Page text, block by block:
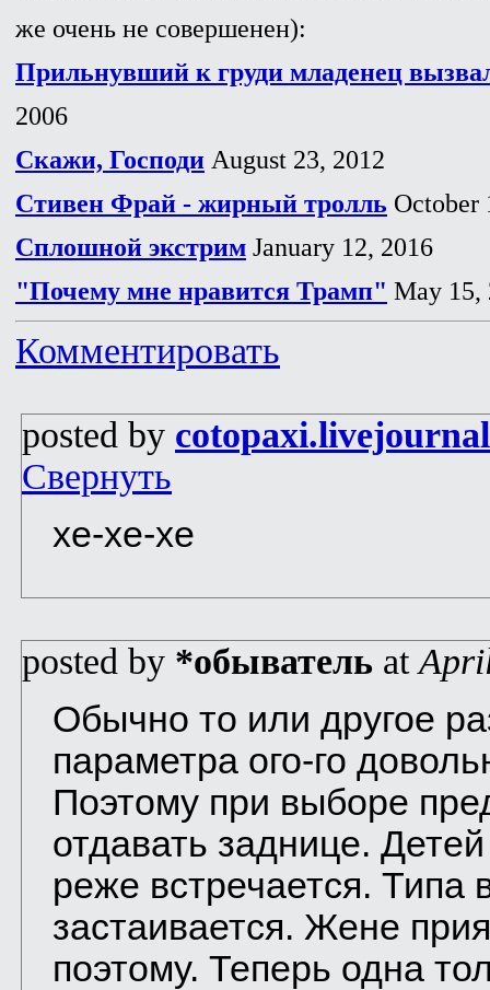
же очень не совершенен):
Прильнувший к груди младенец
2006
Скажи, Господи August 23, 2012
Стивен Фрай - жирный тролль October
Сплошной экстрим January 12, 2016
"Почему мне нравится Трамп" May 15,
Комментировать
posted by
Свернуть
хе-хе-хе
posted by *обыватель at
Обычно то или другое
параметра ого-го
Поэтому при выборе
отдавать заднице.
реже встречается. Типа
застаивается. Жене
поэтому. Теперь одна